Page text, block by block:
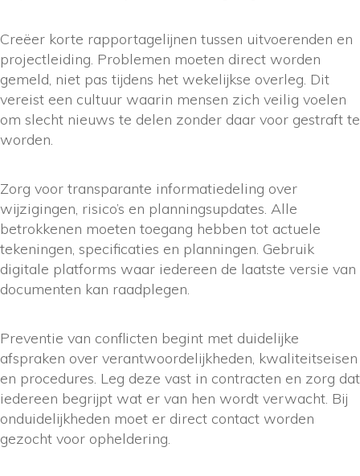
Creëer korte rapportagelijnen tussen uitvoerenden en
projectleiding. Problemen moeten direct worden
gemeld, niet pas tijdens het wekelijkse overleg. Dit
vereist een cultuur waarin mensen zich veilig voelen
om slecht nieuws te delen zonder daar voor gestraft te
worden.
Zorg voor transparante informatiedeling over
wijzigingen, risico’s en planningsupdates. Alle
betrokkenen moeten toegang hebben tot actuele
tekeningen, specificaties en planningen. Gebruik
digitale platforms waar iedereen de laatste versie van
documenten kan raadplegen.
Preventie van conflicten begint met duidelijke
afspraken over verantwoordelijkheden, kwaliteitseisen
en procedures. Leg deze vast in contracten en zorg dat
iedereen begrijpt wat er van hen wordt verwacht. Bij
onduidelijkheden moet er direct contact worden
gezocht voor opheldering.